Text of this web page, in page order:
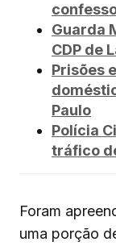
Guarda
CDP de
Prisões
Paulo
Polícia
tráfico
Foram
uma porção